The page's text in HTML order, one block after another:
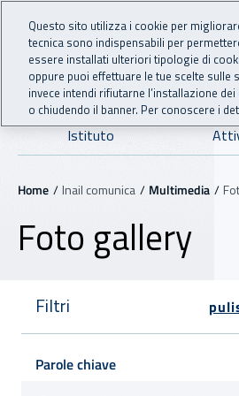
Vai al menu principale
Vai al contenuto principale
INAIL -
Navigazione
Istituto
Navigazione - Ti trovi in:
Home Inail comunica Multimedia
Foto gallery
Filtri
Parole chiave
Questo sito utilizza i cookie per
tecnica sono indispensabili per
essere installati ulteriori tipologie di
oppure puoi effettuare le tue scelte sulle
invece intendi rifiutarne l’installazione dei
o chiudendo il banner. Per conoscere i